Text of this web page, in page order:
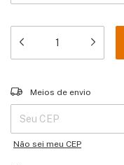
Entregas para o CEP:
Meios de envio
Não sei meu CEP